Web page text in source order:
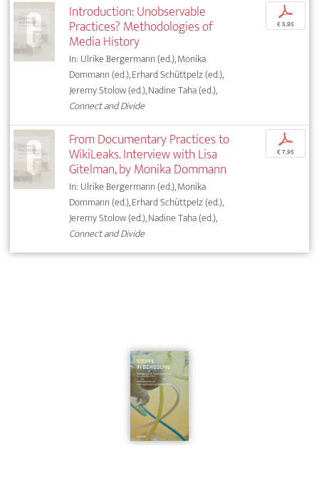
Introduction: Unobservable
Practices? Methodologies of
Media History
In: Ulrike Bergermann (ed.), Monika
Dommann (ed.), Erhard Schüttpelz (ed.),
Jeremy Stolow (ed.), Nadine Taha (ed.),
Connect and Divide
p
€ 5,95
From Documentary Practices to
WikiLeaks. Interview with Lisa
Gitelman, by Monika Dommann
In: Ulrike Bergermann (ed.), Monika
Dommann (ed.), Erhard Schüttpelz (ed.),
Jeremy Stolow (ed.), Nadine Taha (ed.),
Connect and Divide
p
€ 7,95